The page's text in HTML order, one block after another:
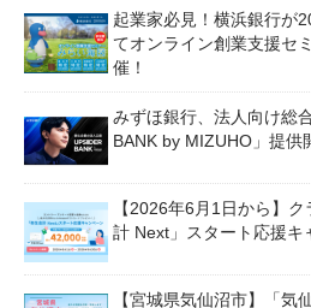
起業家必見！横浜銀行が
てオンライン創業支援セ
催！
みずほ銀行、法人向け総
BANK by MIZUHO」提供
【2026年6月1日から】
計 Next」スタート応援キ
【宮城県気仙沼市】「気